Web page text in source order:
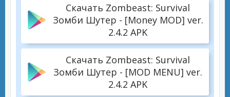
Скачать Zombeast: Survival
Зомби Шутер - [Money MOD] ver.
2.4.2 APK
Скачать Zombeast: Survival
Зомби Шутер - [MOD MENU] ver.
2.4.2 APK